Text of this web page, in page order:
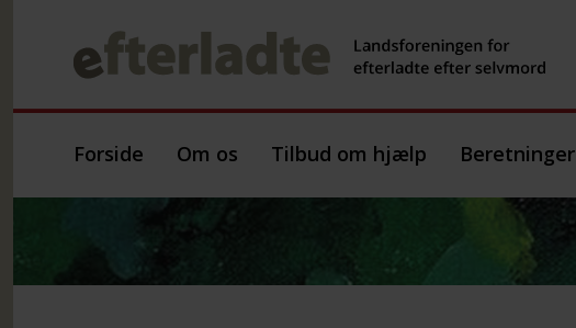
Forside Om os Tilbud om hjælp Beretninger